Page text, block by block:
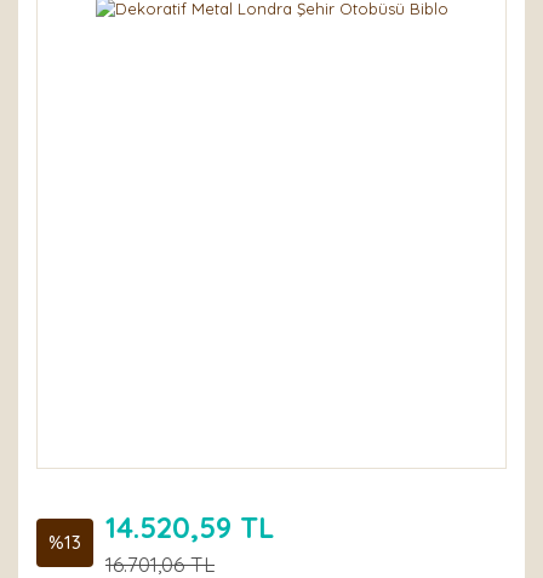
%13 14.520,59 TL
16.701,06 TL